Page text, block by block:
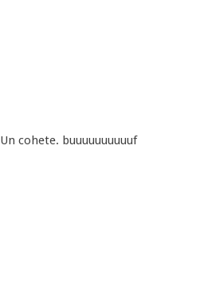
Un cohete. buuuuuuuuuuf